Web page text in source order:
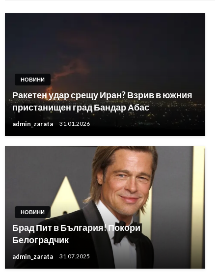
НОВИНИ
Ракетен удар срещу Иран? Взрив в южния
пристанищен град Бандар Абас
admin_zarata 31.01.2026
НОВИНИ
Брад Пит в България! Покори
Белоградчик
admin_zarata 31.07.2025